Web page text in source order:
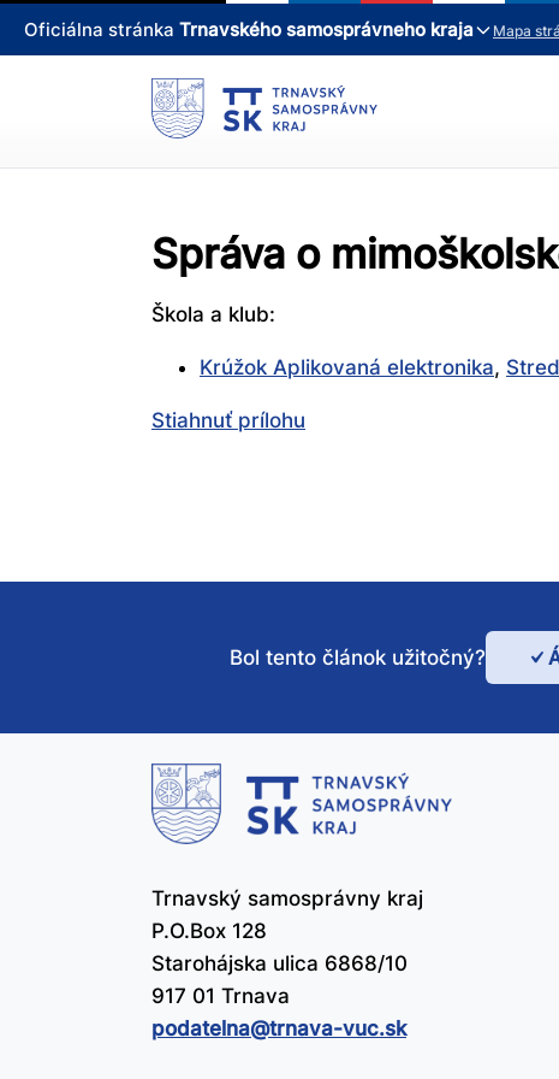
Oficiálna stránka Trnavského samosprávneho kraja Mapa
Správa o
Škola a klub:
Krúžok Aplikovaná elektronika,
Stiahnuť prílohu
Bol
Bol tento článok užitočný?
Trnavský samosprávny kraj
P.O.Box 128
Starohájska ulica 6868/10
917 01 Trnava
podatelna@​trnava-vuc.sk